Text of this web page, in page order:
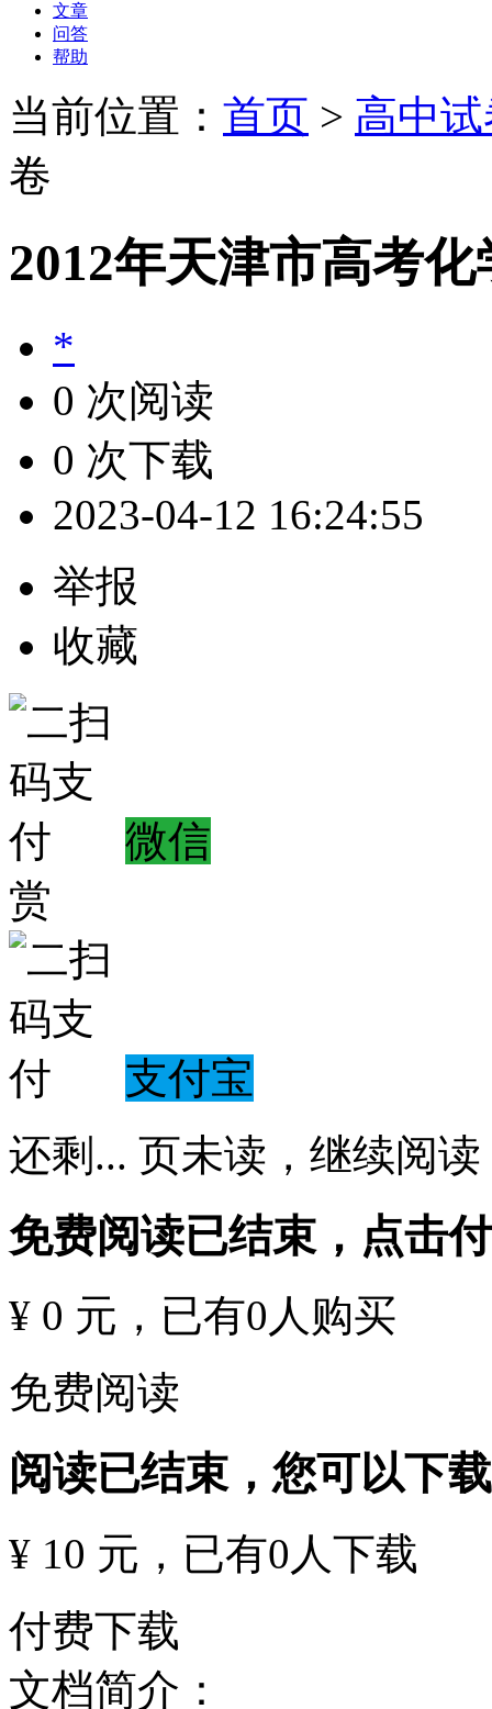
文章
问答
帮助
当前位置： 首页 > 高中
卷
2012年天津市高考
*
0 次阅读
0 次下载
2023-04-12 16:24:55
举报
收藏
微信
赏
支付宝
还剩 ... 页未读， 继续阅读
免费阅读已结束，点击
¥ 0 元 ，已有0 人购买
免费阅读
阅读已结束，您可以下
¥ 10 元 ，已有0 人下载
付费下载
文档简介：